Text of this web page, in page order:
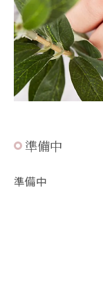
準備中
準備中